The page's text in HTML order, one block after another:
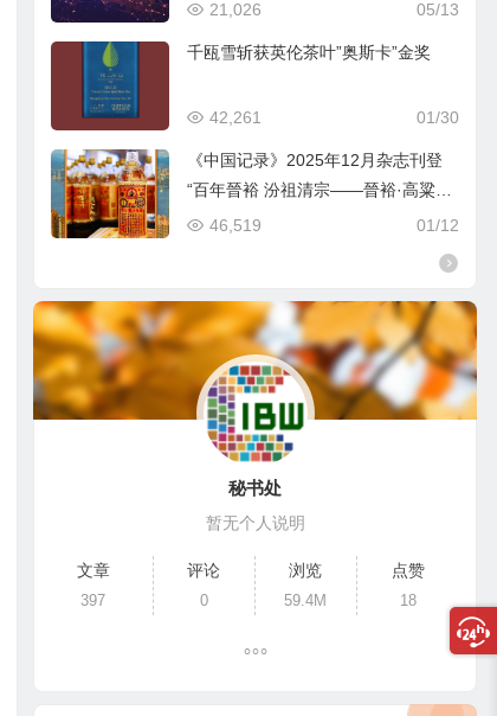
05/13
21,026
千瓯雪斩获英伦茶叶”奥斯卡”金奖
01/30
42,261
《中国记录》2025年12月杂志刊登
“百年晉裕 汾祖清宗——晉裕·高粱穗
商标品牌及晉裕汾酒公司”
01/12
46,519
秘书处
暂无个人说明
文章
397
评论
0
浏览
59.4M
点赞
18